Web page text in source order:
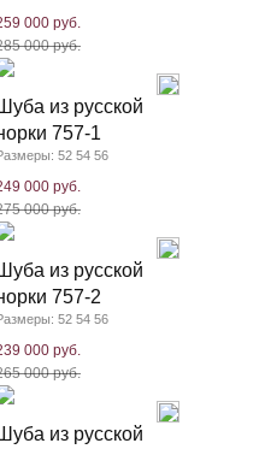
000 руб.
000 руб.
Шуба из русской
757-1
52 54 56
000 руб.
000 руб.
Шуба из русской
757-2
52 54 56
000 руб.
000 руб.
Шуба из русской